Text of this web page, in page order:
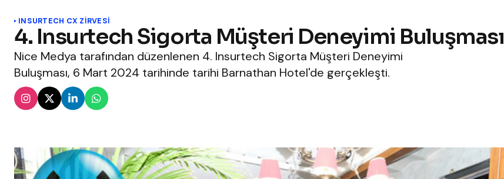
INSURTECH CX ZİRVESİ
4. Insurtech Sigorta Müşteri Deneyimi Buluşması
Nice Medya tarafından düzenlenen 4. Insurtech Sigorta Müşteri Deneyimi
Buluşması, 6 Mart 2024 tarihinde tarihi Barnathan Hotel'de gerçekleşti.